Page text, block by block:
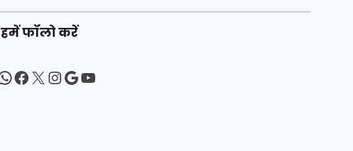
हमें फॉलो करें
Facebook
X Instagram
Google
YouTube